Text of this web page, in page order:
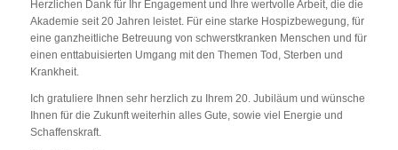
Herzlichen Dank für Ihr Engagement und Ihre wertvolle Arbeit, die die
Akademie seit 20 Jahren leistet. Für eine starke Hospizbewegung, für
eine ganzheitliche Betreuung von schwerstkranken Menschen und für
einen enttabuisierten Umgang mit den Themen Tod, Sterben und
Krankheit.
Ich gratuliere Ihnen sehr herzlich zu Ihrem 20. Jubiläum und wünsche
Ihnen für die Zukunft weiterhin alles Gute, sowie viel Energie und
Schaffenskraft.